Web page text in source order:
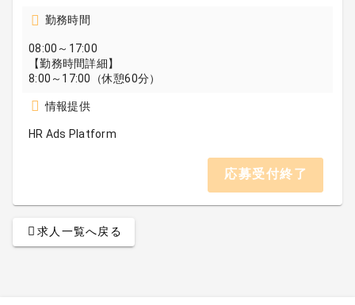
勤務時間
08:00～17:00
【勤務時間詳細】
8:00～17:00（休憩60分）
情報提供
HR Ads Platform
応募受付終了
求人一覧へ戻る